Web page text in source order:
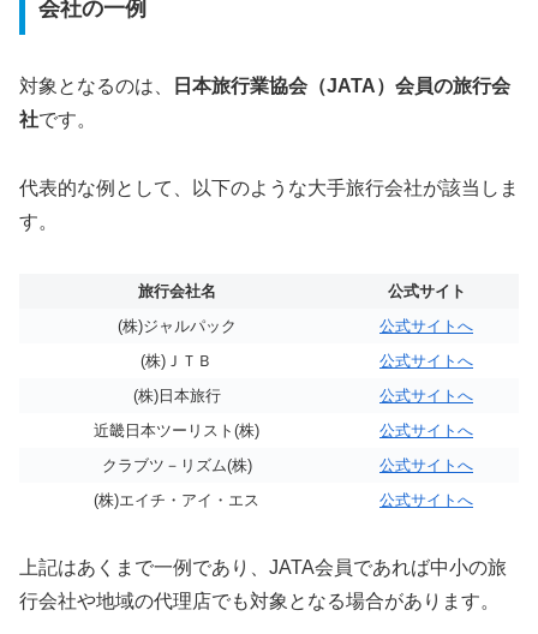
会社の一例
対象となるのは、
日本旅行業協会（JATA）会員の旅行会
社です。
代表的な例として、以下のような大手旅行会社が該当しま
す。
旅行会社名
公式サイト
(株)ジャルパック
公式サイトへ
(株)ＪＴＢ
公式サイトへ
(株)日本旅行
公式サイトへ
近畿日本ツーリスト(株)
公式サイトへ
クラブツ－リズム(株)
公式サイトへ
(株)エイチ・アイ・エス
公式サイトへ
上記はあくまで一例であり、JATA会員であれば中小の旅
行会社や地域の代理店でも対象となる場合があります。